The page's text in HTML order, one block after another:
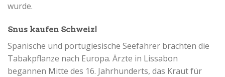
wurde.
Snus kaufen Schweiz!
Spanische und portugiesische Seefahrer brachten die
Tabakpflanze nach Europa. Ärzte in Lissabon
begannen Mitte des 16. Jahrhunderts, das Kraut für